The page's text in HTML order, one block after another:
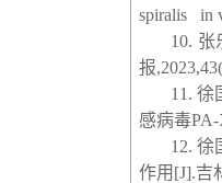
spiralis in
10. 张
报
11.徐
感病毒
12.徐
作用 [J].吉